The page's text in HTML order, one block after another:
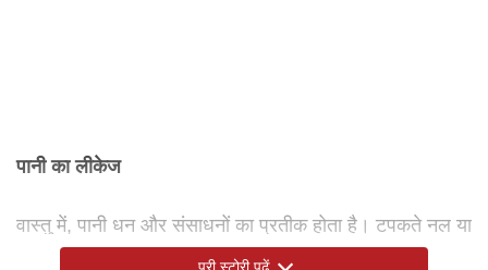
पानी का लीकेज
वास्तु में, पानी धन और संसाधनों का प्रतीक होता है। टपकते नल या
लीकेज नल पानी की तरह ही आपके पैसे को भी बहा देता है। इस